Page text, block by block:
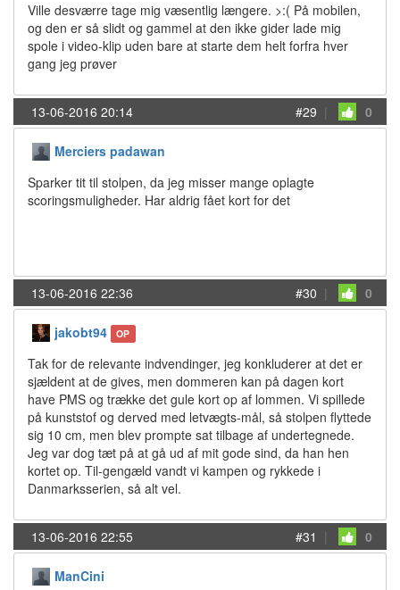
Ville desværre tage mig væsentlig længere. >:( På mobilen,
og den er så slidt og gammel at den ikke gider lade mig
spole i video-klip uden bare at starte dem helt forfra hver
gang jeg prøver
13-06-2016 20:14 #29 | 0
Merciers padawan
Sparker tit til stolpen, da jeg misser mange oplagte
scoringsmuligheder. Har aldrig fået kort for det
13-06-2016 22:36 #30 | 0
jakobt94 OP
Tak for de relevante indvendinger, jeg konkluderer at det er
sjældent at de gives, men dommeren kan på dagen kort
have PMS og trække det gule kort op af lommen. Vi spillede
på kunststof og derved med letvægts-mål, så stolpen flyttede
sig 10 cm, men blev prompte sat tilbage af undertegnede.
Jeg var dog tæt på at gå ud af mit gode sind, da han hen
kortet op. Til-gengæld vandt vi kampen og rykkede i
Danmarksserien, så alt vel.
13-06-2016 22:55 #31 | 0
ManCini